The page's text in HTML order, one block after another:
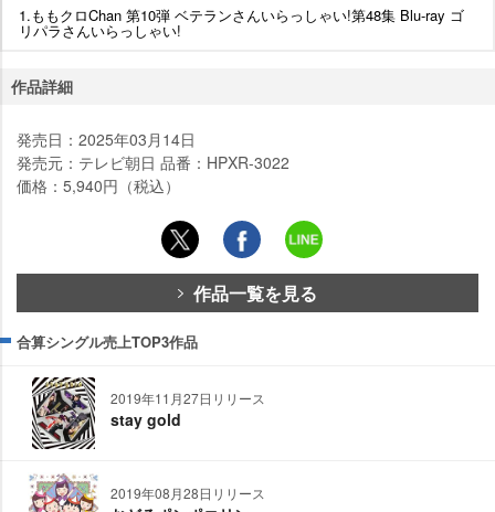
1.ももクロChan 第10弾 ベテランさんいらっしゃい!第48集 Blu-ray ゴ
リパラさんいらっしゃい!
作品詳細
発売日：2025年03月14日
発売元：テレビ朝日 品番：HPXR-3022
価格：5,940円（税込）
作品一覧を見る
合算シングル売上TOP3作品
2019年11月27日リリース
stay gold
2019年08月28日リリース